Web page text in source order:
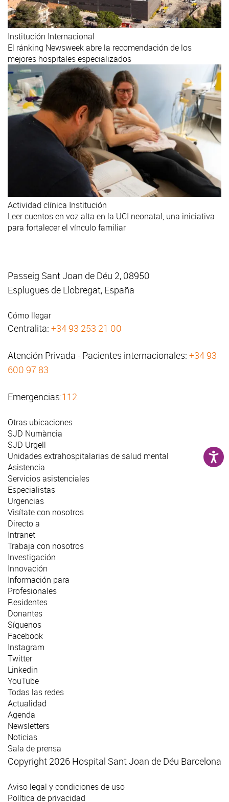
Institución Internacional
El ránking Newsweek abre la recomendación de los
mejores hospitales especializados
Actividad clínica Institución
Leer cuentos en voz alta en la UCI neonatal, una iniciativa
para fortalecer el vínculo familiar
Passeig Sant Joan de Déu 2, 08950
Esplugues de Llobregat, España
Cómo llegar
Centralita: +34 93 253 21 00
Atención Privada - Pacientes internacionales: +34 93
600 97 83
Emergencias:112
Otras ubicaciones
SJD Numància
SJD Urgell
Unidades extrahospitalarias de salud mental
Asistencia
Servicios asistenciales
Especialistas
Urgencias
Visítate con nosotros
Directo a
Intranet
Trabaja con nosotros
Investigación
Innovación
Información para
Profesionales
Residentes
Donantes
Síguenos
Facebook
Instagram
Twitter
Linkedin
YouTube
Todas las redes
Actualidad
Agenda
Newsletters
Noticias
Sala de prensa
Copyright 2026 Hospital Sant Joan de Déu Barcelona
Aviso legal y condiciones de uso
Política de privacidad